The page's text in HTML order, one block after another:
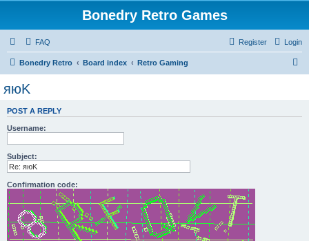
Bonedry Retro Games
FAQ Login
Register
Bonedry Retro Board index Retro Gaming
яюK
POST A REPLY
Username:
Subject:
Confirmation code: